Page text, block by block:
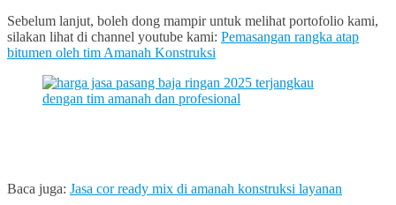
Sebelum lanjut, boleh dong mampir untuk melihat portofolio kami,
silakan lihat di channel youtube kami: Pemasangan rangka atap
bitumen oleh tim Amanah Konstruksi
Baca juga: Jasa cor ready mix di amanah konstruksi layanan